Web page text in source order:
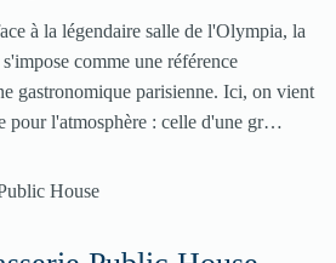
à la légendaire salle de l'Olympia, la
comme une référence
gastronomique parisienne. Ici, on vient
pour l'atmosphère : celle d'une gr…